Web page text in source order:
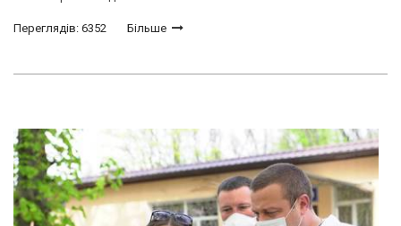
Переглядів: 6352 Більше